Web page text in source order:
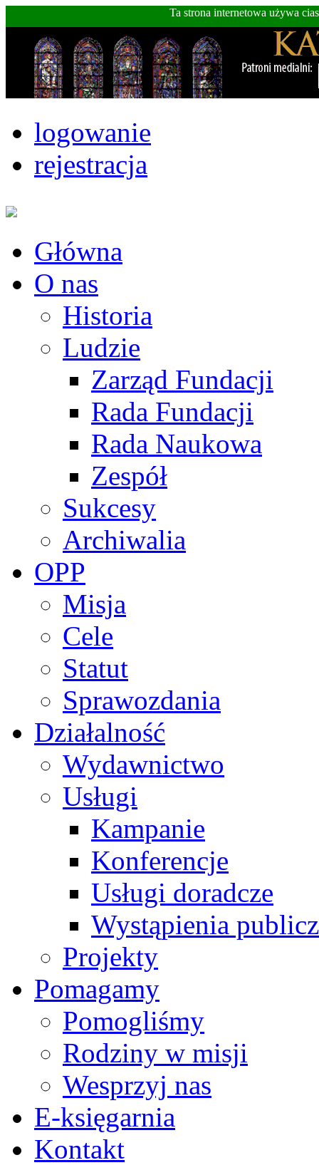
Ta strona internetowa używa
logowanie
rejestracja
Główna
O nas
Historia
Ludzie
Zarząd Fundacji
Rada Fundacji
Rada Naukowa
Zespół
Sukcesy
Archiwalia
OPP
Misja
Cele
Statut
Sprawozdania
Działalność
Wydawnictwo
Usługi
Kampanie
Konferencje
Usługi doradcze
Wystąpienia
Projekty
Pomagamy
Pomogliśmy
Rodziny w misji
Wesprzyj nas
E-księgarnia
Kontakt